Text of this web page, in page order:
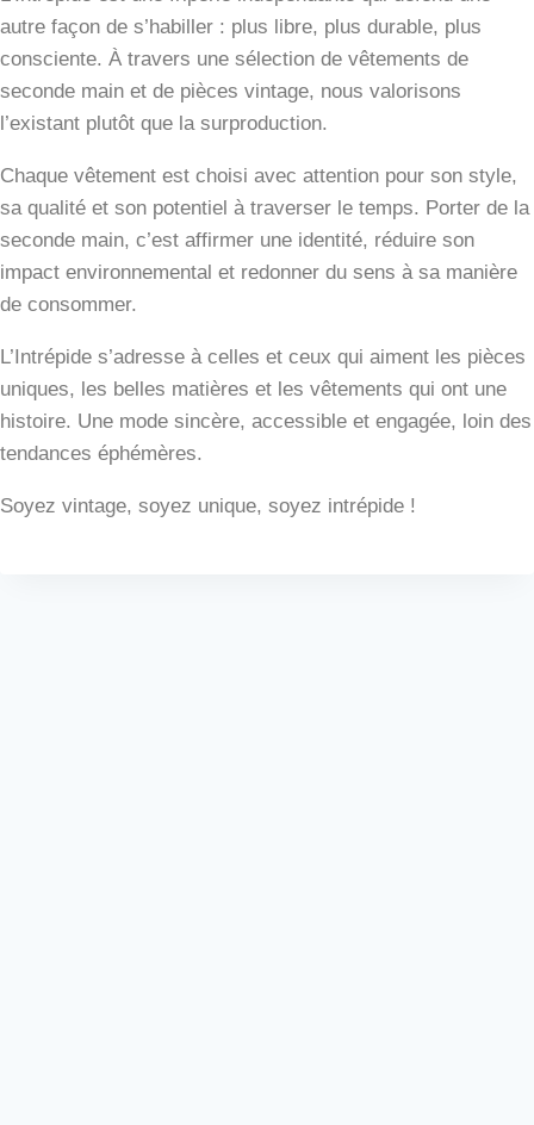
autre façon de s’habiller : plus libre, plus durable, plus
consciente. À travers une sélection de vêtements de
seconde main et de pièces vintage, nous valorisons
l’existant plutôt que la surproduction.
Chaque vêtement est choisi avec attention pour son style,
sa qualité et son potentiel à traverser le temps. Porter de la
seconde main, c’est affirmer une identité, réduire son
impact environnemental et redonner du sens à sa manière
de consommer.
L’Intrépide s’adresse à celles et ceux qui aiment les pièces
uniques, les belles matières et les vêtements qui ont une
histoire. Une mode sincère, accessible et engagée, loin des
tendances éphémères.
Soyez vintage, soyez unique, soyez intrépide !